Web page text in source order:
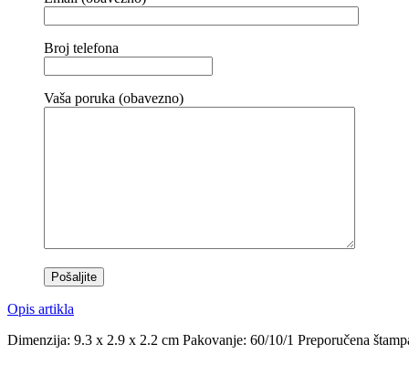
Broj telefona
Vaša poruka (obavezno)
Opis artikla
Dimenzija: 9.3 x 2.9 x 2.2 cm Pakovanje: 60/10/1 Preporučena